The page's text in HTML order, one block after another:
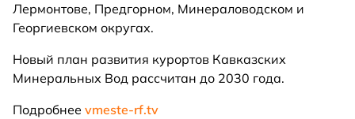
Лермонтове, Предгорном, Минераловодском и
Георгиевском округах.
Новый план развития курортов Кавказских
Минеральных Вод рассчитан до 2030 года.
Подробнее vmeste-rf.tv